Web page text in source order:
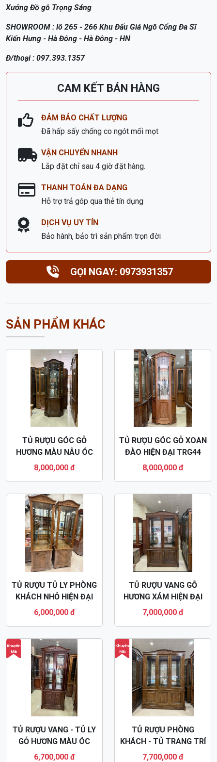
Xưởng Đồ gỗ Trọng Sáng
SHOWROOM : lô 265 - 266 Khu Đấu Giá Ngõ Cổng Đa Sĩ
Kiến Hưng - Hà Đông - Hà Đông - HN
Đ/thoại : 097.393.1357
CAM KẾT BÁN HÀNG
ĐẢM BẢO CHẤT LƯỢNG
Đã hấp sấy chống co ngót mối mọt
VẬN CHUYỂN NHANH
Lắp đặt chỉ sau 4 giờ đặt hàng.
THANH TOÁN ĐA DẠNG
Hỗ trợ trả góp qua thẻ tín dụng
DỊCH VỤ UY TÍN
Bảo hành, bảo trì sản phẩm trọn đời
GỌI NGAY: 0973931357
SẢN PHẨM KHÁC
TỦ RƯỢU GÓC GỖ
HƯƠNG MÀU NÂU ÓC
CHÓ TR43
8,000,000 đ
TỦ RƯỢU GÓC GỖ XOAN
ĐÀO HIỆN ĐẠI TRG44
8,000,000 đ
TỦ RƯỢU TỦ LY PHÒNG
KHÁCH NHỎ HIỆN ĐẠI
TR42
6,000,000 đ
TỦ RƯỢU VANG GỖ
HƯƠNG XÁM HIỆN ĐẠI
TR41
7,000,000 đ
Khuyến
Mãi
TỦ RƯỢU VANG - TỦ LY
GỖ HƯƠNG MÀU ÓC
CHÓ HIỆN ĐẠI TR40
6,700,000 đ
Khuyến
Mãi
TỦ RƯỢU PHÒNG
KHÁCH - TỦ TRANG TRÍ
- TỦ BÀY ĐỒ TR39
7,700,000 đ